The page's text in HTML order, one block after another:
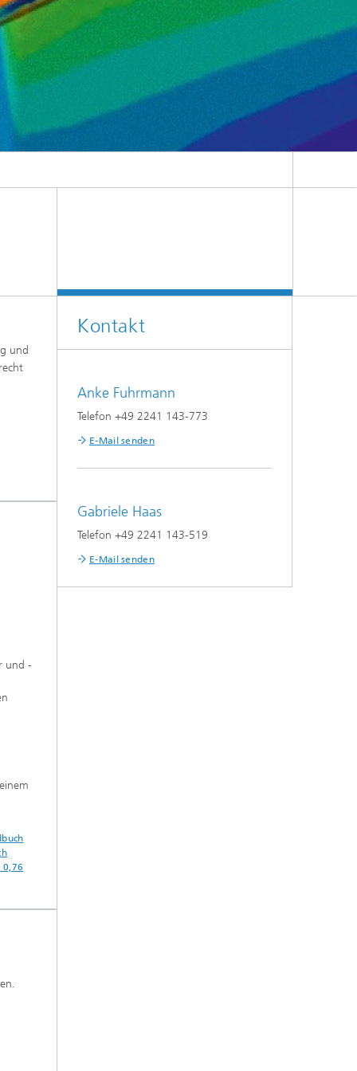
und
und -
Kontakt
Anke Fuhrmann
Telefon +49 2241 143-773
E-Mail senden
Gabriele Haas
Telefon +49 2241 143-519
E-Mail senden